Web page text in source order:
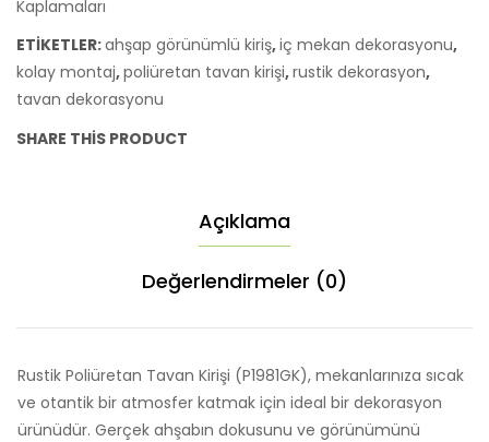
Kaplamaları
ETIKETLER:ahşap görünümlü kiriş,iç mekan dekorasyonu,
kolay montaj,poliüretan tavan kirişi,rustik dekorasyon,
tavan dekorasyonu
SHARE THIS PRODUCT
Açıklama
Değerlendirmeler (0)
Rustik Poliüretan Tavan Kirişi (P1981GK), mekanlarınıza sıcak
ve otantik bir atmosfer katmak için ideal bir dekorasyon
ürünüdür. Gerçek ahşabın dokusunu ve görünümünü